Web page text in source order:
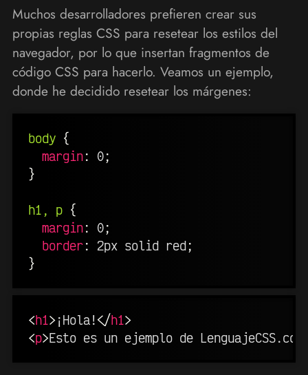
Muchos desarrolladores prefieren crear sus
propias reglas CSS para resetear los estilos del
navegador, por lo que insertan fragmentos de
código CSS para hacerlo. Veamos un ejemplo,
donde he decidido resetear los márgenes:
body {
margin: 0;
}
h1, p {
margin: 0;
border: 2px solid red;
}
<h1>¡Hola!</h1>
<p>Esto es un ejemplo de